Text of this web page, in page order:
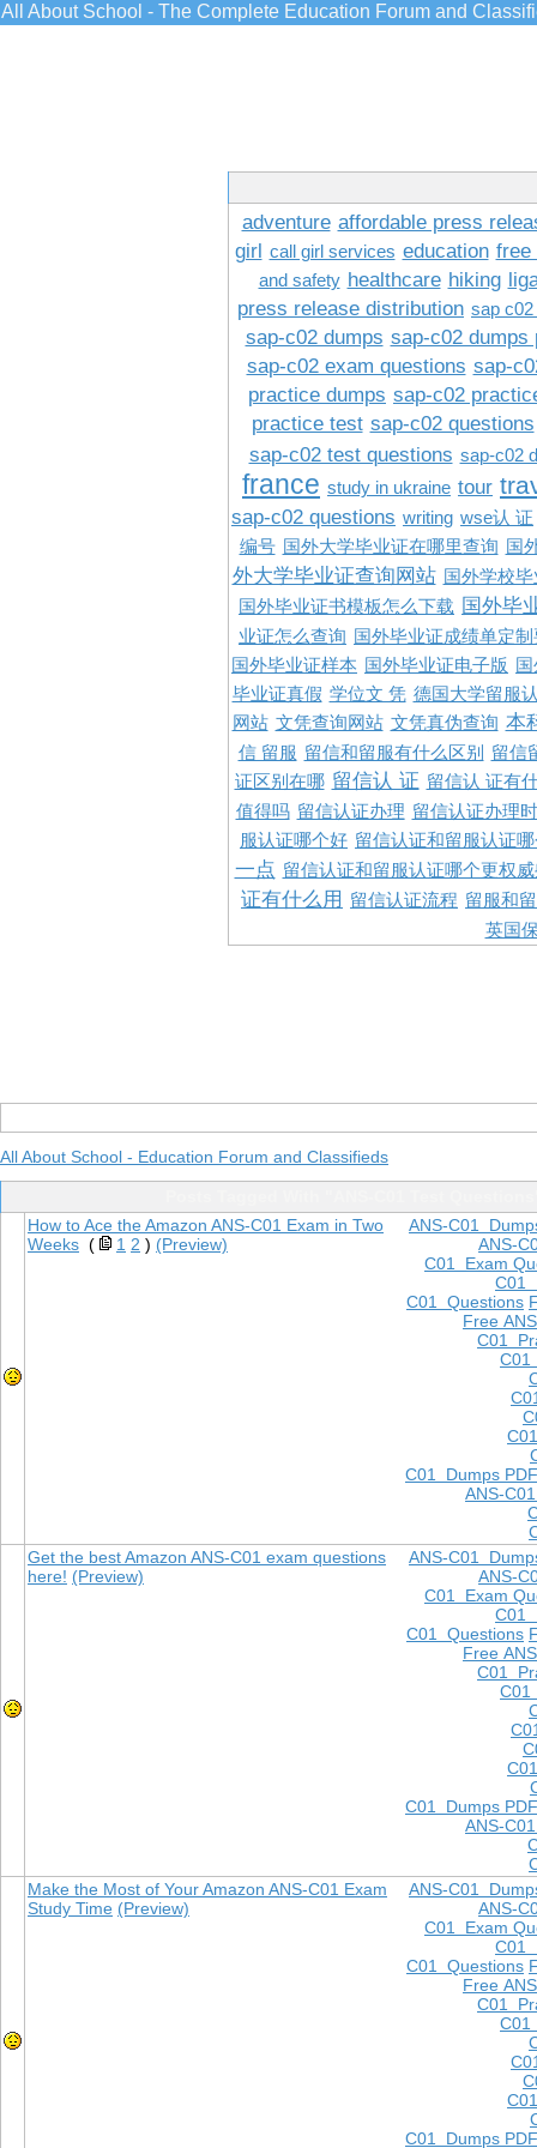
All About School - The Complete Education Forum and
adventure affordable press
girl call girl services education free
and safety healthcare hiking
press release distribution sap
sap-c02 dumps sap-c02 dumps
sap-c02 exam questions sap-
practice dumps sap-c02
practice test sap-c02 questions
sap-c02 test questions sap-c02
france study in ukraine tour
sap-c02 questions writing wse认 证
编号 国外大学毕业证在哪里查询 国
外大学毕业证查询网站 国外学校
国外毕业证书模板怎么下载 国外毕
业证怎么查询
国外毕业证成绩单定
国外毕业证样本
国外毕业证电子版
毕业证真假 学位文 凭 德国大学留服
网站 文凭查询网站 文凭真伪查询 本
信 留服 留信和留服有什么区别
留信
证区别在哪 留信认 证 留信认 证有
值得吗 留信认证办理 留信认证办理
服认证哪个好 留信认证和留服认证
一点 留信认证和留服认证哪个更权
证有什么用 留信认证流程 留服和
英国
All About School - Education Forum and Classifieds
ANS-C01
ANS-
C01 Exam
C01
C01 Questions
Free
C01
C01
C01 Dumps PDF
ANS-
How to Ace the Amazon ANS-C01 Exam in Two
Weeks ( 1 2 ) (Preview)
ANS-C01
ANS-
C01 Exam
C01
C01 Questions
Free
C01
C01
C01 Dumps PDF
ANS-
Get the best Amazon ANS-C01 exam questions
here! (Preview)
ANS-C01
ANS-
C01 Exam
C01
C01 Questions
Free
C01
C01
C01 Dumps PDF
Make the Most of Your Amazon ANS-C01 Exam
Study Time (Preview)